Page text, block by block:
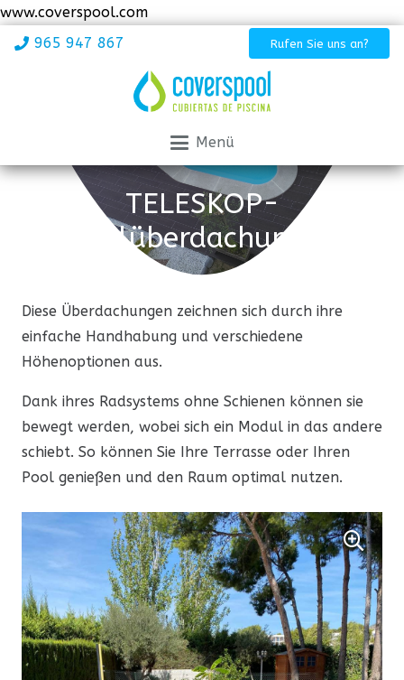
www.coverspool.com
965 947 867
Rufen Sie uns an?
Menü
TELESKOP-
Poolüberdachungen
Diese Überdachungen zeichnen sich durch ihre
einfache Handhabung und verschiedene
Höhenoptionen aus.
Dank ihres Radsystems ohne Schienen können sie
bewegt werden, wobei sich ein Modul in das andere
schiebt. So können Sie Ihre Terrasse oder Ihren
Pool genießen und den Raum optimal nutzen.